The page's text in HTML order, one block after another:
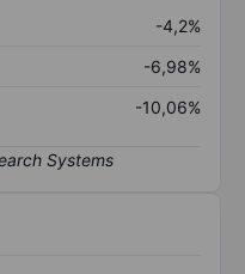
-4,2%
-6,98%
-10,06%